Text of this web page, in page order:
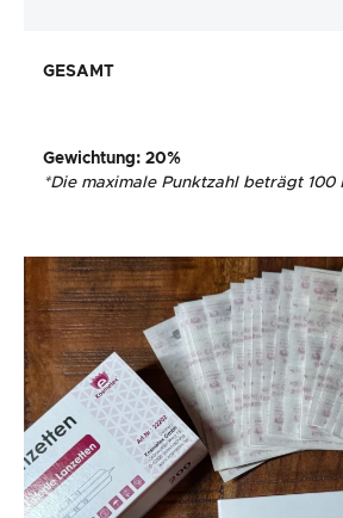
GESAMT
Gewichtung: 20%
*Die maximale Punktzahl beträgt 100